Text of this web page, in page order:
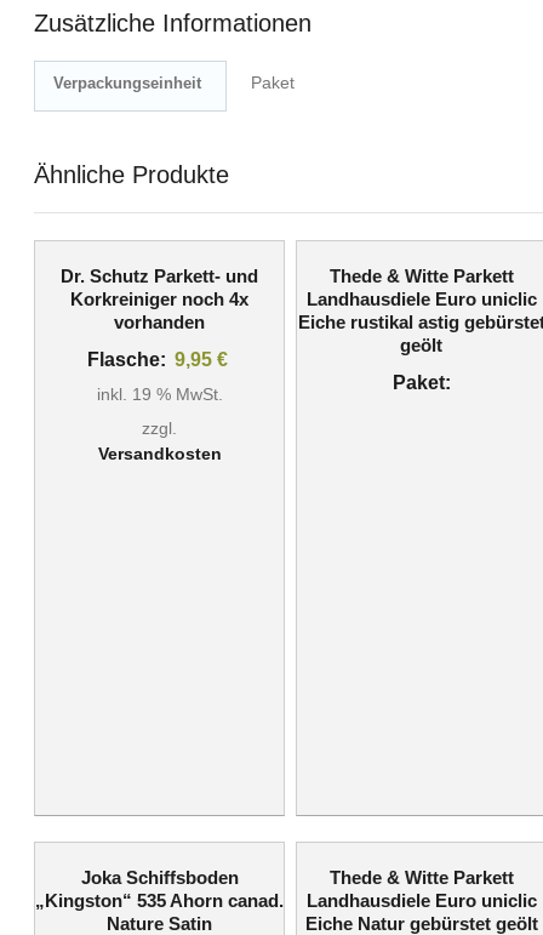
Zusätzliche Informationen
Verpackungseinheit Paket
Ähnliche Produkte
Dr. Schutz Parkett- und
Korkreiniger noch 4x
vorhanden
Flasche: 9,95€
inkl. 19 % MwSt.
zzgl.
Versandkosten
Thede & Witte Parkett
Landhausdiele Euro uniclic
Eiche rustikal astig
geölt
Paket:
Joka Schiffsboden
„Kingston“ 535 Ahorn canad.
Nature Satin
Thede & Witte Parkett
Landhausdiele Euro uniclic
Eiche Natur gebürstet geölt